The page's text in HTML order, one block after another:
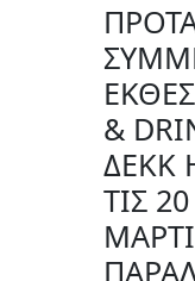
&
ΔΕΚΚ
ΤΙΣ